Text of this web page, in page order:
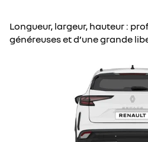
Longueur, largeur, hauteur :
généreuses et d’une grande